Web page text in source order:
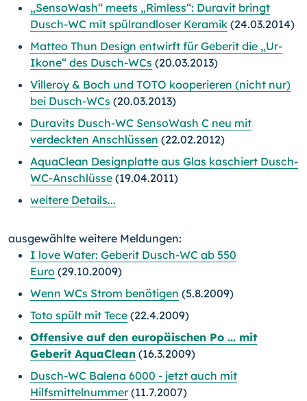
„SensoWash“ meets „Rimless“: Duravit bringt
Dusch-WC mit spülrandloser Keramik (24.03.2014)
Matteo Thun Design entwirft für Geberit die „Ur-
Ikone“ des Dusch-WCs (20.03.2013)
Villeroy & Boch und TOTO kooperieren (nicht nur)
bei Dusch-WCs (20.03.2013)
Duravits Dusch-WC SensoWash C neu mit
verdeckten Anschlüssen (22.02.2012)
AquaClean Designplatte aus Glas kaschiert Dusch-
WC-Anschlüsse (19.04.2011)
weitere Details...
ausgewählte weitere Meldungen:
I love Water: Geberit Dusch-WC ab 550
Euro (29.10.2009)
Wenn WCs Strom benötigen (5.8.2009)
Toto spült mit Tece (22.4.2009)
Offensive auf den europäischen Po ... mit
Geberit AquaClean (16.3.2009)
Dusch-WC Balena 6000 - jetzt auch mit
Hilfsmittelnummer(11.7.2007)